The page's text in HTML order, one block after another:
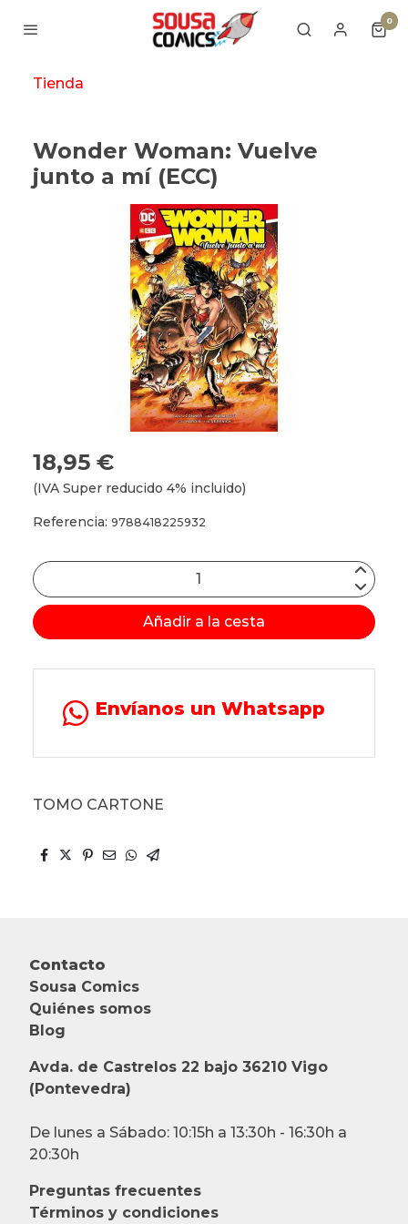
0
Tienda
Wonder Woman: Vuelve
junto a mí (ECC)
18,95 €
(IVA Super reducido 4% incluido)
Referencia: 9788418225932
Añadir a la cesta
Envíanos un Whatsapp
TOMO CARTONE
Contacto
Sousa Comics
Quiénes somos
Blog
Avda. de Castrelos 22 bajo 36210 Vigo
(Pontevedra)
De lunes a Sábado: 10:15h a 13:30h - 16:30h a
20:30h
Preguntas frecuentes
Términos y condiciones